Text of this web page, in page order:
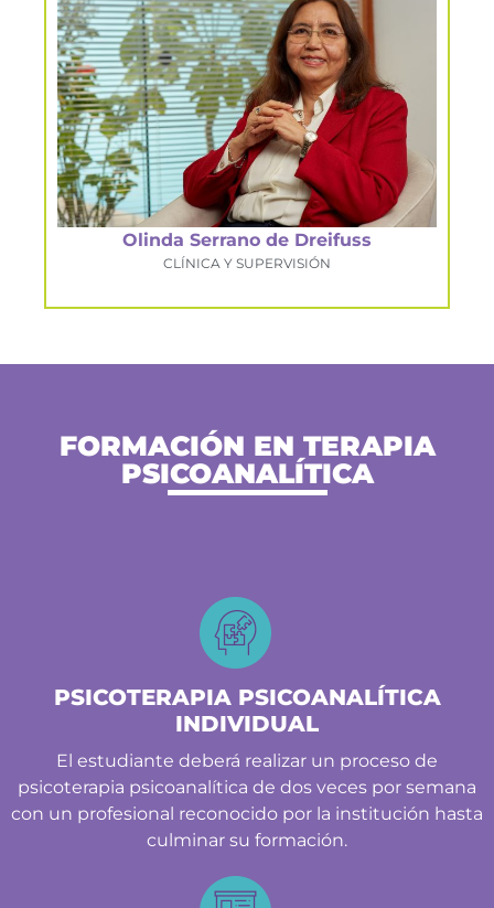
Olinda Serrano de Dreifuss
CLÍNICA Y SUPERVISIÓN
FORMACIÓN EN TERAPIA
PSICOANALÍTICA
PSICOTERAPIA PSICOANALÍTICA
INDIVIDUAL
El estudiante deberá realizar un proceso de
psicoterapia psicoanalítica de dos veces por semana
con un profesional reconocido por la institución hasta
culminar su formación.